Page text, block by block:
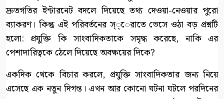
দ্রুতগতির ইন্টারনেট বদলে দিয়েছে তথ্য দেওয়া-নেওয়ার পুরো
ব্যাকরণ। কিন্তু এই পরিবর্তনের স্্েরাতে ভেসে ওঠা বড় প্রশ্নটি
হলো: প্রযুক্তি কি সাংবাদিকতাকে সমৃদ্ধ করেছে, নাকি এর
পেশাদারিত্বকে ঠেলে দিয়েছে অবক্ষয়ের দিকে?
একদিক থেকে বিচার করলে, প্রযুক্তি সাংবাদিকতার জন্য নিয়ে
এসেছে এক নতুন দিগন্ত। এখন আর কোনো ঘটনা ঘটলে পরদিনের